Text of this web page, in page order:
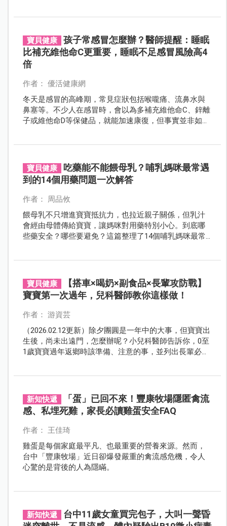
寶貝健康
孩子常感冒怎麼辦？醫師提醒：睡眠
比補充維他命C更重要，睡眠不足感冒風險高4
倍
作者： 優活健康網
冬天是感冒的高峰期，常見症狀包括喉嚨痛、流鼻水與
鼻塞等。不少人在感冒時，會以為多補充維他命C、鋅離
子或維他命D等保健品，就能加速康復，但事實並非如
寶貝健康
吃藥能不能餵母乳？哺乳媽咪最常遇
到的14個用藥問題一次解答
作者： 周品攸
餵母乳不只增進寶寶抵抗力，也拉近親子關係，但乳汁
會經由母體傳給寶寶，讓媽咪對用藥特別小心。到底哪
些藥安全？哪些要避免？這篇整理了14個哺乳媽咪最常
寶貝健康
【搭車×喝奶×副食品×長輩攻防戰】
寶寶第一次過年，兒科醫師教你這樣做！
作者： 游資芸
（2026.02.12更新）除夕團圓是一年中的大事，但寶寶出
生後，尚未出遠門，怎麼辦呢？小兒科醫師告訴你，0至
1歲寶寶過年返鄉時該準備、注意的事，並列出長輩必問
新知快遞
「蛋」已回不來！豐康牧場隱匿禽流
感、私埋死雞，家長必讀雞蛋安全FAQ
作者： 王佳琦
雞蛋是每個家庭最平凡、也最重要的營養來源。然而，
台中「豐康牧場」近日卻爆發嚴重的禽流感危機，令人
心驚的是背後的人為隱瞞。
新知快遞
台中11歲女童買完包子，大叫一聲昏